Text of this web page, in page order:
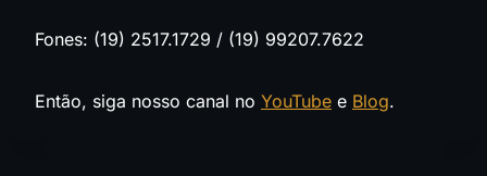
Fones: (19) 2517.1729 / (19) 99207.7622
Então, siga nosso canal no YouTube e Blog.